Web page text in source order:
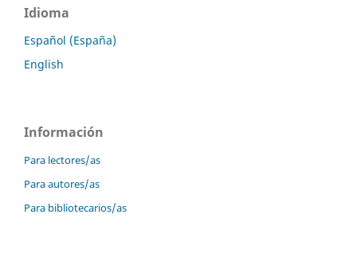
Idioma
Español (España)
English
Información
Para lectores/as
Para autores/as
Para bibliotecarios/as